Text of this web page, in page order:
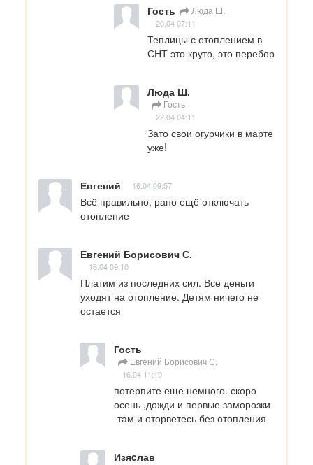
Гость Люда Ш.
20.04 07:11
Теплицы с отоплением в
СНТ это круто, это перебор
Люда Ш.
Гость
22.04 04:11
Зато свои огурчики в марте
уже!
Евгений 16.04 09:57
Всё правильно, рано ещё отключать
отопление
Евгений Борисович С.
16.04 09:10
Платим из последних сил. Все деньги
уходят на отопление. Детям ничего не
остается
Гость
Евгений Борисович С.
16.04 11:19
потерпите еще немного. скоро
осень ,дожди и первые заморозки
-там и оторветесь без отопления
Изяcлав